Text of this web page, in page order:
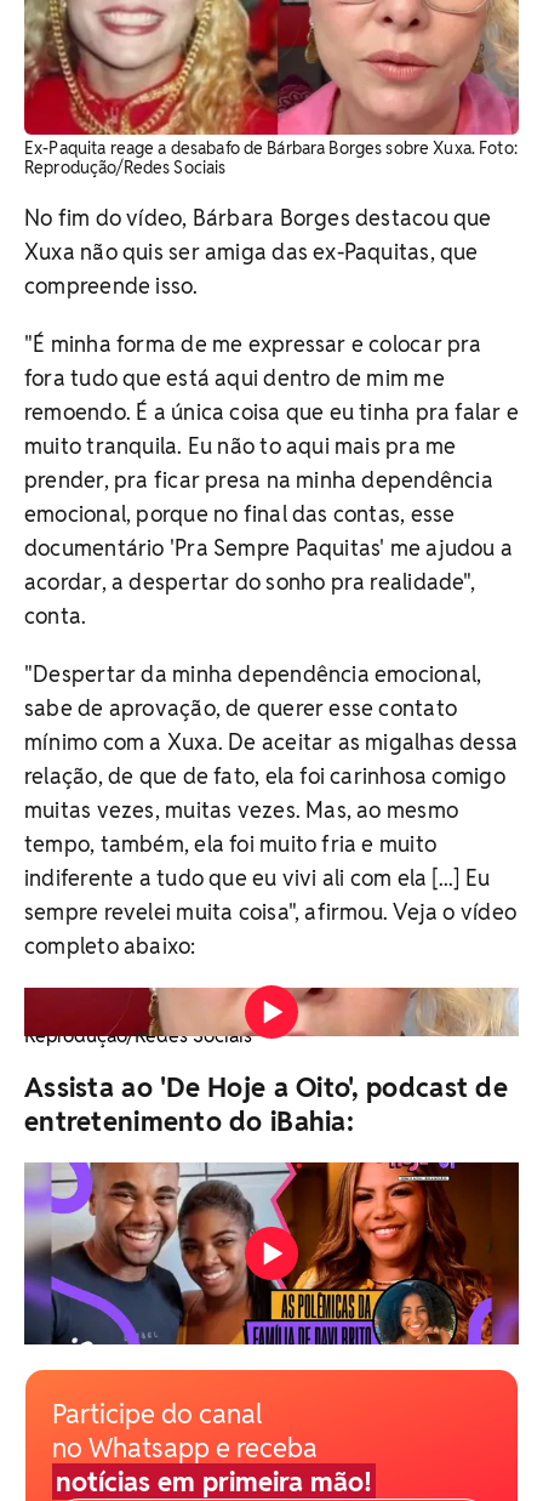
Ex-Paquita reage a desabafo de Bárbara Borges sobre Xuxa. Foto:
Reprodução/Redes Sociais
No fim do vídeo, Bárbara Borges destacou que
Xuxa não quis ser amiga das ex-Paquitas, que
compreende isso.
"É minha forma de me expressar e colocar pra
fora tudo que está aqui dentro de mim me
remoendo. É a única coisa que eu tinha pra falar e
muito tranquila. Eu não to aqui mais pra me
prender, pra ficar presa na minha dependência
emocional, porque no final das contas, esse
documentário 'Pra Sempre Paquitas' me ajudou a
acordar, a despertar do sonho pra realidade",
conta.
"Despertar da minha dependência emocional,
sabe de aprovação, de querer esse contato
mínimo com a Xuxa. De aceitar as migalhas dessa
relação, de que de fato, ela foi carinhosa comigo
muitas vezes, muitas vezes. Mas, ao mesmo
tempo, também, ela foi muito fria e muito
indiferente a tudo que eu vivi ali com ela [...] Eu
sempre revelei muita coisa", afirmou. Veja o vídeo
completo abaixo:
Ex-Paquita Bárbara Borges fez desabafo e falou da
relação conturbada como Xuxa Vídeo:
Reprodução/Redes Sociais
Assista ao 'De Hoje a Oito', podcast de
entretenimento do iBahia:
Participe do canal
no Whatsapp e receba
notícias em primeira mão!